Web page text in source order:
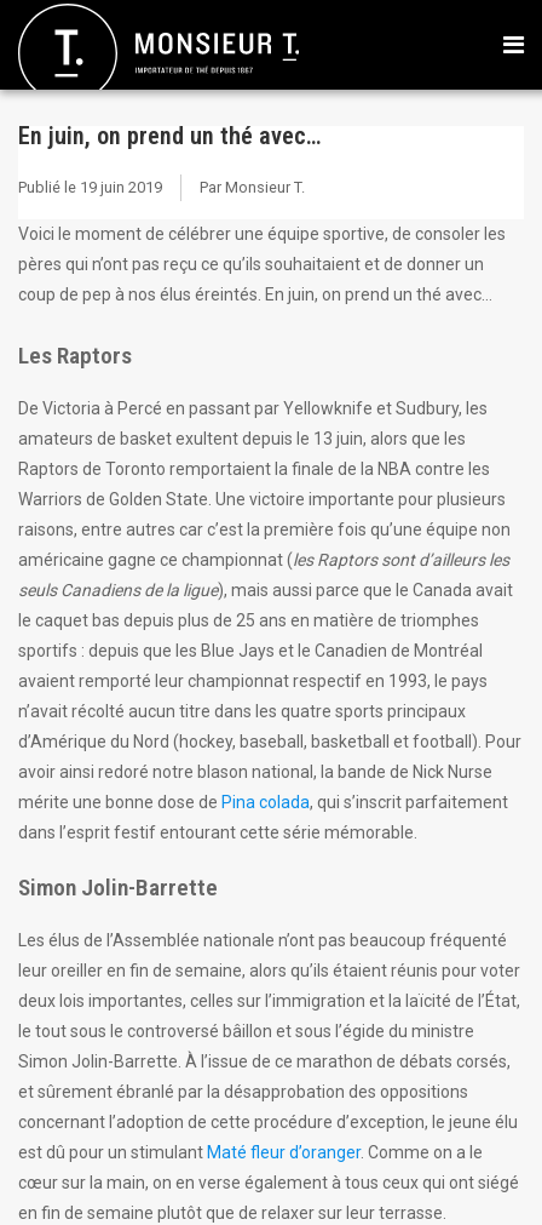
En juin, on prend un thé avec…
Publié le 19 juin 2019 Par Monsieur T.
Voici le moment de célébrer une équipe sportive, de consoler les
pères qui n’ont pas reçu ce qu’ils souhaitaient et de donner un
coup de pep à nos élus éreintés. En juin, on prend un thé avec…
Les Raptors
De Victoria à Percé en passant par Yellowknife et Sudbury, les
amateurs de basket exultent depuis le 13 juin, alors que les
Raptors de Toronto remportaient la finale de la NBA contre les
Warriors de Golden State. Une victoire importante pour plusieurs
raisons, entre autres car c’est la première fois qu’une équipe non
américaine gagne ce championnat (les Raptors sont d’ailleurs les
seuls Canadiens de la ligue), mais aussi parce que le Canada avait
le caquet bas depuis plus de 25 ans en matière de triomphes
sportifs : depuis que les Blue Jays et le Canadien de Montréal
avaient remporté leur championnat respectif en 1993, le pays
n’avait récolté aucun titre dans les quatre sports principaux
d’Amérique du Nord (hockey, baseball, basketball et football). Pour
avoir ainsi redoré notre blason national, la bande de Nick Nurse
mérite une bonne dose de Pina colada, qui s’inscrit parfaitement
dans l’esprit festif entourant cette série mémorable.
Simon Jolin-Barrette
Les élus de l’Assemblée nationale n’ont pas beaucoup fréquenté
leur oreiller en fin de semaine, alors qu’ils étaient réunis pour voter
deux lois importantes, celles sur l’immigration et la laïcité de l’État,
le tout sous le controversé bâillon et sous l’égide du ministre
Simon Jolin-Barrette. À l’issue de ce marathon de débats corsés,
et sûrement ébranlé par la désapprobation des oppositions
concernant l’adoption de cette procédure d’exception, le jeune élu
est dû pour un stimulant Maté fleur d’oranger. Comme on a le
cœur sur la main, on en verse également à tous ceux qui ont siégé
en fin de semaine plutôt que de relaxer sur leur terrasse.